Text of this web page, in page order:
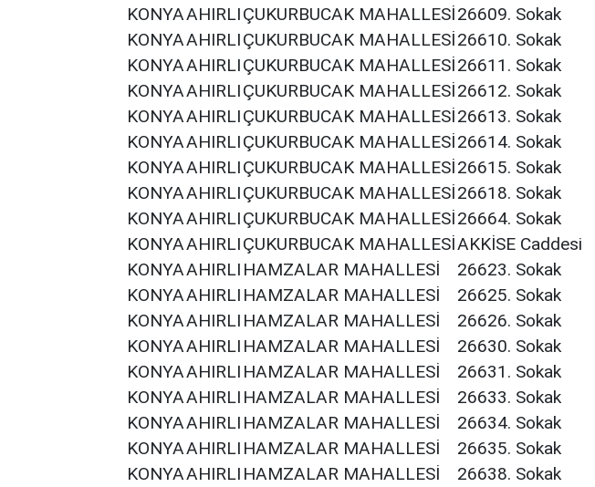
KONYAAHIRLIÇUKURBUCAK MAHALLESİ26609. Sokak
KONYAAHIRLIÇUKURBUCAK MAHALLESİ26610. Sokak
KONYAAHIRLIÇUKURBUCAK MAHALLESİ26611. Sokak
KONYAAHIRLIÇUKURBUCAK MAHALLESİ26612. Sokak
KONYAAHIRLIÇUKURBUCAK MAHALLESİ26613. Sokak
KONYAAHIRLIÇUKURBUCAK MAHALLESİ26614. Sokak
KONYAAHIRLIÇUKURBUCAK MAHALLESİ26615. Sokak
KONYAAHIRLIÇUKURBUCAK MAHALLESİ26618. Sokak
KONYAAHIRLIÇUKURBUCAK MAHALLESİ26664. Sokak
KONYAAHIRLIÇUKURBUCAK MAHALLESİAKKİSE Caddesi
KONYAAHIRLI HAMZALAR MAHALLESİ
26623. Sokak
KONYAAHIRLI HAMZALAR MAHALLESİ
26625. Sokak
KONYAAHIRLI HAMZALAR MAHALLESİ
26626. Sokak
KONYAAHIRLI HAMZALAR MAHALLESİ
26630. Sokak
KONYAAHIRLI HAMZALAR MAHALLESİ
26631. Sokak
KONYAAHIRLI HAMZALAR MAHALLESİ
26633. Sokak
KONYAAHIRLI HAMZALAR MAHALLESİ
26634. Sokak
KONYAAHIRLI HAMZALAR MAHALLESİ
26635. Sokak
KONYAAHIRLI HAMZALAR MAHALLESİ
26638. Sokak